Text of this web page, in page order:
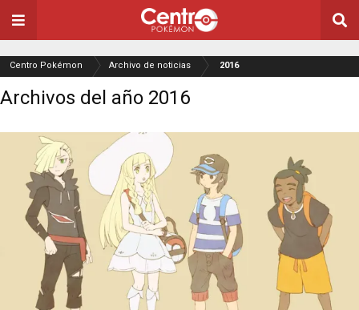
Centro Pokémon Archivo de noticias 2016
Archivos del año 2016